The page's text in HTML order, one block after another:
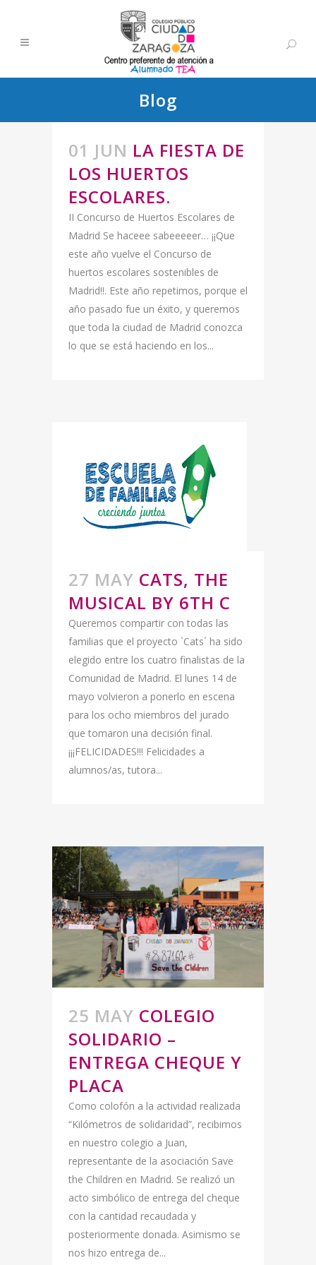
Blog
01 JUN LA FIESTA DE
LOS HUERTOS
ESCOLARES.
II Concurso de Huertos Escolares de
Madrid Se haceee sabeeeeer… ¡¡Que
este año vuelve el Concurso de
huertos escolares sostenibles de
Madrid!!. Este año repetimos, porque el
año pasado fue un éxito, y queremos
que toda la ciudad de Madrid conozca
lo que se está haciendo en los...
27 MAY CATS, THE
MUSICAL BY 6TH C
Queremos compartir con todas las
familias que el proyecto `Cats´ ha sido
elegido entre los cuatro finalistas de la
Comunidad de Madrid. El lunes 14 de
mayo volvieron a ponerlo en escena
para los ocho miembros del jurado
que tomaron una decisión final.
¡¡¡FELICIDADES!!! Felicidades a
alumnos/as, tutora...
25 MAY COLEGIO
SOLIDARIO –
ENTREGA CHEQUE Y
PLACA
Como colofón a la actividad realizada
“Kilómetros de solidaridad”, recibimos
en nuestro colegio a Juan,
representante de la asociación Save
the Children en Madrid. Se realizó un
acto simbólico de entrega del cheque
con la cantidad recaudada y
posteriormente donada. Asimismo se
nos hizo entrega de...